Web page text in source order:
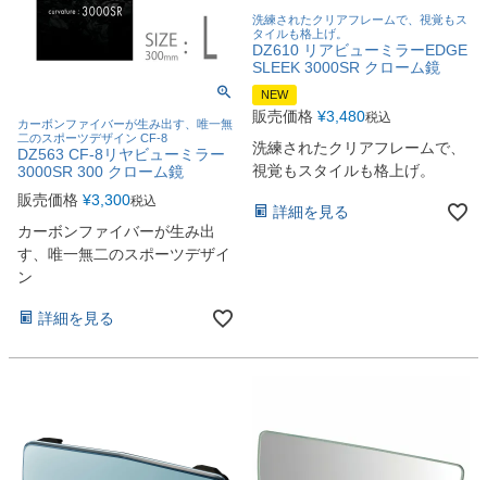
カーボンファイバーが生み出す、唯一無
二のスポーツデザイン CF-8
DZ563 CF-8リヤビューミラー
3000SR 300 クローム鏡
販売価格 ¥3,300税込
カーボンファイバーが生み出
す、唯一無二のスポーツデザイ
ン
詳細を見る
洗練されたクリアフレームで、視覚もス
タイルも格上げ。
DZ610 リアビューミラーEDGE
SLEEK 3000SR クローム鏡
NEW
販売価格 ¥3,480税込
洗練されたクリアフレームで、
視覚もスタイルも格上げ。
詳細を見る